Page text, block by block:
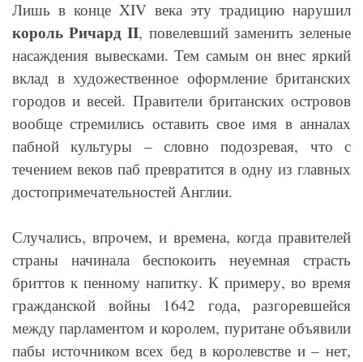
Лишь в конце XIV века эту традицию нарушил
король Ричард II, повелевший заменить зеленые
насаждения вывесками. Тем самым он внес яркий
вклад в художественное оформление британских
городов и весей. Правители британских островов
вообще стремились оставить свое имя в анналах
пабной культуры – словно подозревая, что с
течением веков паб превратится в одну из главных
достопримечательностей Англии.
Случались, впрочем, и времена, когда правителей
страны начинала беспокоить неуемная страсть
бриттов к пенному напитку. К примеру, во время
гражданской войны 1642 года, разгоревшейся
между парламентом и королем, пуритане объявили
пабы источником всех бед в королевстве и – нет,